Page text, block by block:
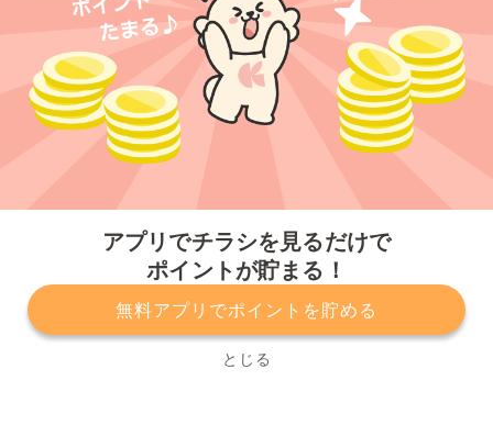
アプリでチラシを見るだけで
ポイントが貯まる！
無料アプリでポイントを貯める
とじる
プライバシーポリシー 利用規約
運営会社
サービスに関してのお問い合わせ